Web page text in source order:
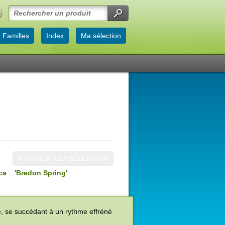
Familles Index Ma sélection
:: 'Bredon Spring'
se succédant à un rythme effréné